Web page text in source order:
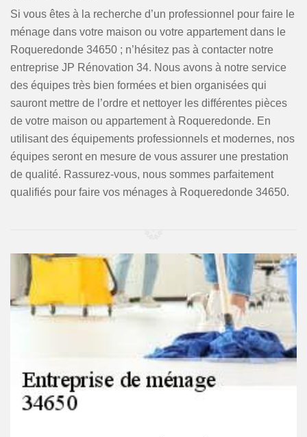
Si vous êtes à la recherche d’un professionnel pour faire le
ménage dans votre maison ou votre appartement dans le
Roqueredonde 34650 ; n’hésitez pas à contacter notre
entreprise JP Rénovation 34. Nous avons à notre service
des équipes très bien formées et bien organisées qui
sauront mettre de l’ordre et nettoyer les différentes pièces
de votre maison ou appartement à Roqueredonde. En
utilisant des équipements professionnels et modernes, nos
équipes seront en mesure de vous assurer une prestation
de qualité. Rassurez-vous, nous sommes parfaitement
qualifiés pour faire vos ménages à Roqueredonde 34650.